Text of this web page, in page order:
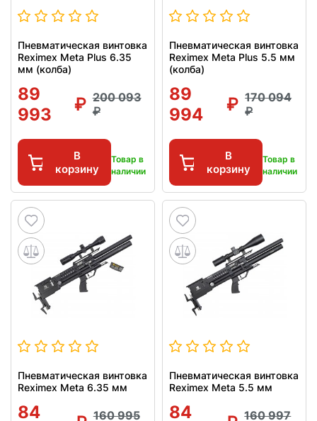
Пневматическая винтовка
Reximex Meta Plus 6.35
мм (колба)
89
993
200 093
В
корзину
Товар в
наличии
Пневматическая винтовка
Reximex Meta Plus 5.5 мм
(колба)
89
994
170 094
В
корзину
Товар в
наличии
Пневматическая винтовка
Reximex Meta 6.35 мм
84 160 995
Пневматическая винтовка
Reximex Meta 5.5 мм
84 160 997